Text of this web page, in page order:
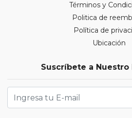
Términos y
Politica de
Política de
Ubicación
Suscríbete a